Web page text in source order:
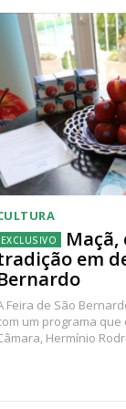
em
Feira de São
um programa
Hermínio